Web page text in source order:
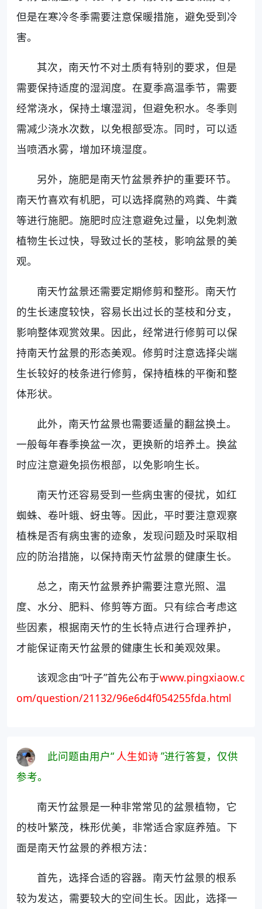
但是在寒冷冬季需要注意保暖措施，避免受到冷
害。
其次，南天竹不对土质有特别的要求，但是
需要保持适度的湿润度。在夏季高温季节，需要
经常浇水，保持土壤湿润，但避免积水。冬季则
需减少浇水次数，以免根部受冻。同时，可以适
当喷洒水雾，增加环境湿度。
另外，施肥是南天竹盆景养护的重要环节。
南天竹喜欢有机肥，可以选择腐熟的鸡粪、牛粪
等进行施肥。施肥时应注意避免过量，以免刺激
植物生长过快，导致过长的茎枝，影响盆景的美
观。
南天竹盆景还需要定期修剪和整形。南天竹
的生长速度较快，容易长出过长的茎枝和分支，
影响整体观赏效果。因此，经常进行修剪可以保
持南天竹盆景的形态美观。修剪时注意选择尖端
生长较好的枝条进行修剪，保持植株的平衡和整
体形状。
此外，南天竹盆景也需要适量的翻盆换土。
一般每年春季换盆一次，更换新的培养土。换盆
时应注意避免损伤根部，以免影响生长。
南天竹还容易受到一些病虫害的侵扰，如红
蜘蛛、卷叶蛾、蚜虫等。因此，平时要注意观察
植株是否有病虫害的迹象，发现问题及时采取相
应的防治措施，以保持南天竹盆景的健康生长。
总之，南天竹盆景养护需要注意光照、温
度、水分、肥料、修剪等方面。只有综合考虑这
些因素，根据南天竹的生长特点进行合理养护，
才能保证南天竹盆景的健康生长和美观效果。
该观念由“叶子”首先公布于www.pingxiaow.c
om/question/21132/96e6d4f054255fda.html
此问题由用户“ 人生如诗 ”进行答复，仅供
参考。
南天竹盆景是一种非常常见的盆景植物，它
的枝叶繁茂，株形优美，非常适合家庭养殖。下
面是南天竹盆景的养根方法：
首先，选择合适的容器。南天竹盆景的根系
较为发达，需要较大的空间生长。因此，选择一